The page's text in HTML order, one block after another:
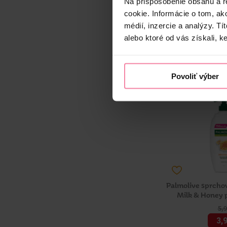
cookie. Informácie o tom,
médií, inzercie a analýzy.
alebo ktoré od vás získali,
Povoliť výber
- KS +
Dostupné
Palmolive
Milk & Honey